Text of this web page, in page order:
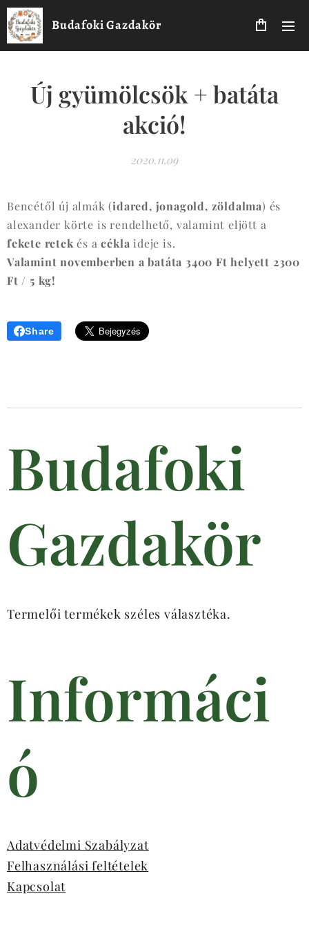
Budafoki Gazdakör
Új gyümölcsök + batáta
akció!
2020.11.09
Bencétől új almák (idared, jonagold, zöldalma) és
alexander körte is rendelhető, valamint eljött a
fekete retek és acékla ideje is.
Valamint novemberben a batáta 3400 Ft helyett 2300
Ft / 5 kg!
Share
Budafoki
Gazdakör
Termelői termékek széles választéka.
Informáci
ó
Adatvédelmi Szabályzat
Felhasználási feltételek
Kapcsolat